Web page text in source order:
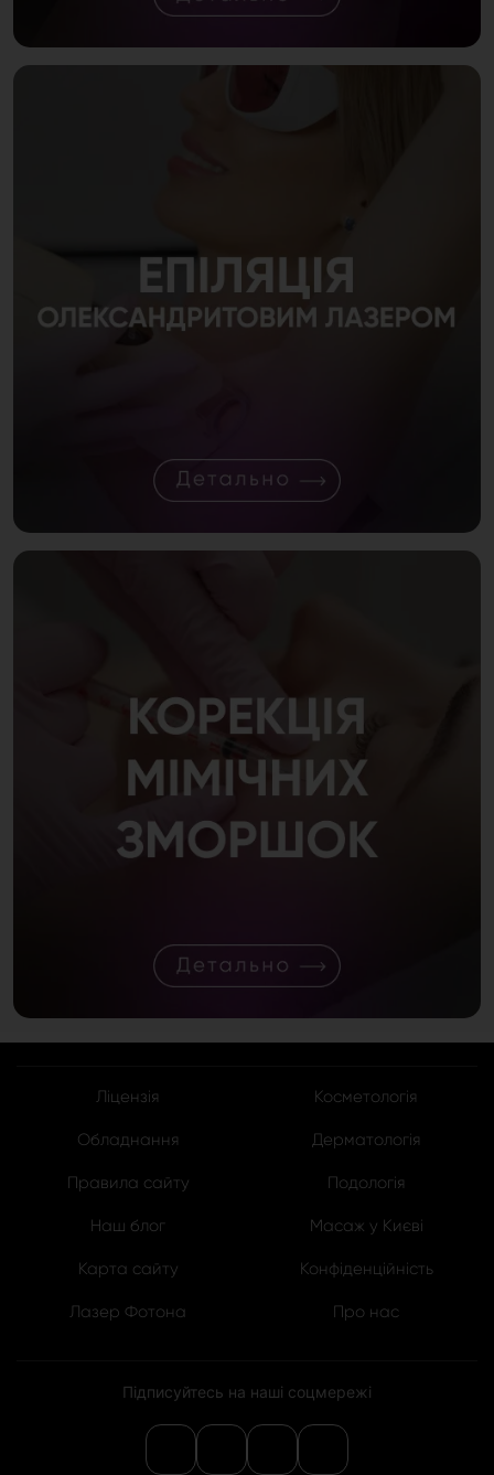
Ліцензія
Обладнання
Правила сайту
Наш блог
Карта сайту
Лазер Фотона
Косметологія
Дерматологія
Подологія
Масаж у Києві
Конфіденційність
Про нас
Підписуйтесь на наші соцмережі